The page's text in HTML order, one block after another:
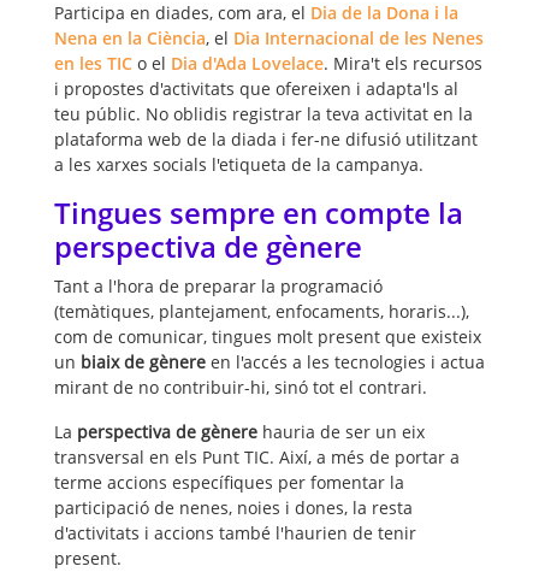
Participa en diades, com ara, el Dia de la Dona i la
Nena en la Ciència, el Dia Internacional de les Nenes
en les TIC o el Dia d'Ada Lovelace. Mira't els recursos
i propostes d'activitats que ofereixen i adapta'ls al
teu públic. No oblidis registrar la teva activitat en la
plataforma web de la diada i fer-ne difusió utilitzant
a les xarxes socials l'etiqueta de la campanya.
Tingues sempre en compte la
perspectiva de gènere
Tant a l'hora de preparar la programació
(temàtiques, plantejament, enfocaments, horaris...),
com de comunicar, tingues molt present que existeix
un biaix de gènere en l'accés a les tecnologies i actua
mirant de no contribuir-hi, sinó tot el contrari.
La perspectiva de gènere hauria de ser un eix
transversal en els Punt TIC. Així, a més de portar a
terme accions específiques per fomentar la
participació de nenes, noies i dones, la resta
d'activitats i accions també l'haurien de tenir
present.